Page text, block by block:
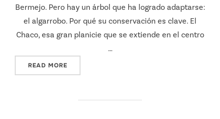
Bermejo. Pero hay un árbol que ha logrado adaptarse:
el algarrobo. Por qué su conservación es clave. El
Chaco, esa gran planicie que se extiende en el centro
…
READ MORE